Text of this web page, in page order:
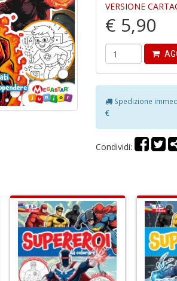
VERSIONE
€ 5,90
Spedizione
€
Condividi: